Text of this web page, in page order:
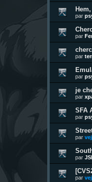
par
par
par
par
je
par
SFA
par
par
par
par